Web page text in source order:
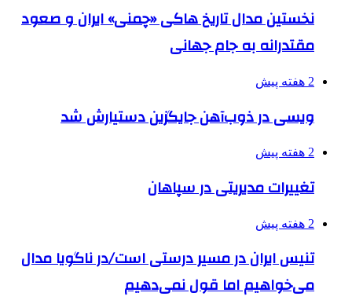
نخستین مدال تاریخ هاکی «چمنی» ایران و صعود
مقتدرانه به جام جهانی
2 هفته پیش
ویسی در ذوب‌آهن جایگزین دستیارش شد
2 هفته پیش
تغییرات مدیریتی در سپاهان
2 هفته پیش
تنیس ایران در مسیر درستی است/در ناگویا مدال
می‌خواهیم اما قول نمی‌دهیم